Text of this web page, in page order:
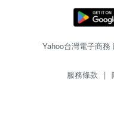
Yahoo台灣電子商
服務條款 |